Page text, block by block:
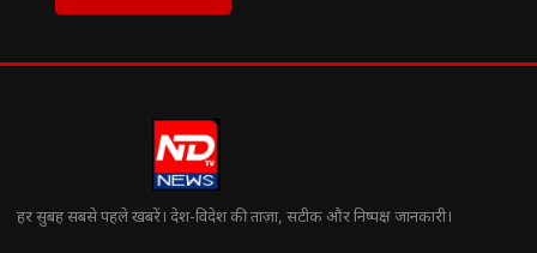
हर सुबह सबसे पहले खबरें। देश-विदेश की ताज़ा, सटीक और निष्पक्ष जानकारी।